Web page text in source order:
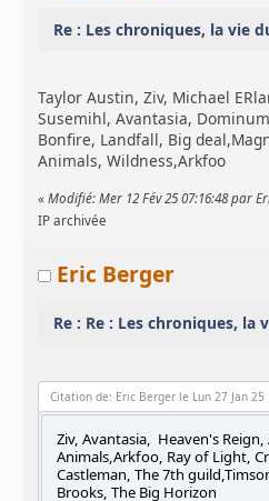
Re : Les chroniques, la vie
Taylor Austin, Ziv, Michael
Susemihl, Avantasia,
Bonfire, Landfall, Big
Animals, Wildness,Arkfoo
«Modifié: Mer 12 Fév 25 07:16:48 par
IP archivée
Eric Berger
Re : Re : Les chroniques, la
Citation de: Eric Berger le Lun 27 Jan 25
Ziv, Avantasia, Heaven's
Animals,Arkfoo, Ray of Light,
Castleman, The 7th
Brooks, The Big Horizon